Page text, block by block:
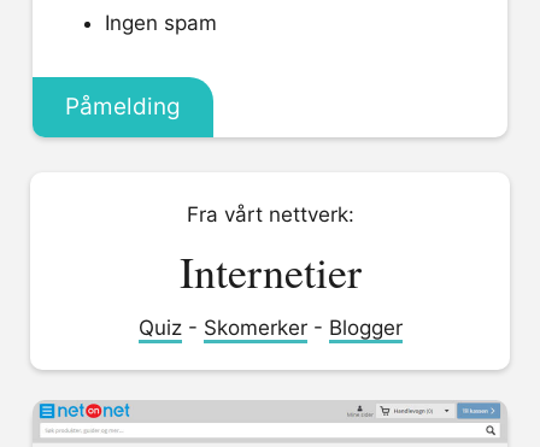
Ingen spam
Påmelding
Fra vårt nettverk:
Internetier
Quiz- Skomerker- Blogger